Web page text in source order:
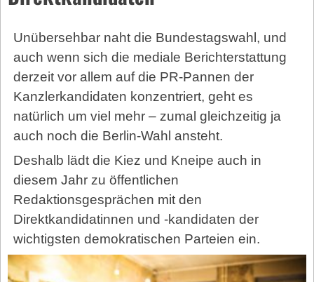
Unübersehbar naht die Bundestagswahl, und
auch wenn sich die mediale Berichterstattung
derzeit vor allem auf die PR-Pannen der
Kanzlerkandidaten konzentriert, geht es
natürlich um viel mehr – zumal gleichzeitig ja
auch noch die Berlin-Wahl ansteht.
Deshalb lädt die Kiez und Kneipe auch in
diesem Jahr zu öffentlichen
Redaktionsgesprächen mit den
Direktkandidatinnen und -kandidaten der
wichtigsten demokratischen Parteien ein.